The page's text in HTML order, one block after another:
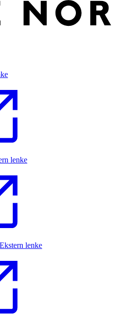
lenke
Ekstern lenke